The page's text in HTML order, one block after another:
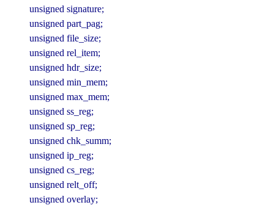
        unsigned signature;
        unsigned part_pag;
        unsigned file_size;
        unsigned rel_item;
        unsigned hdr_size;
        unsigned min_mem;
        unsigned max_mem;
        unsigned ss_reg;
        unsigned sp_reg;
        unsigned chk_summ;
        unsigned ip_reg;
        unsigned cs_reg;
        unsigned relt_off;
        unsigned overlay;